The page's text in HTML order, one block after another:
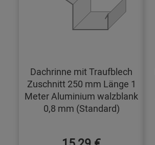
Dachrinne mit Traufblech
Zuschnitt 250 mm Länge 1
Meter Aluminium walzblank
0,8 mm (Standard)